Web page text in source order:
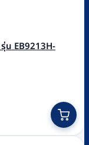
น EB9213H-